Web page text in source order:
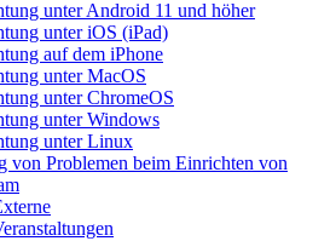
unter Android 11 und höher
unter iOS (iPad)
auf dem iPhone
unter MacOS
unter ChromeOS
unter Windows
unter Linux
von Problemen beim Einrichten von